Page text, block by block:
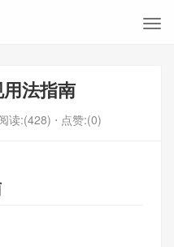
法指南
读:(428) ⋅ 点赞:(0)